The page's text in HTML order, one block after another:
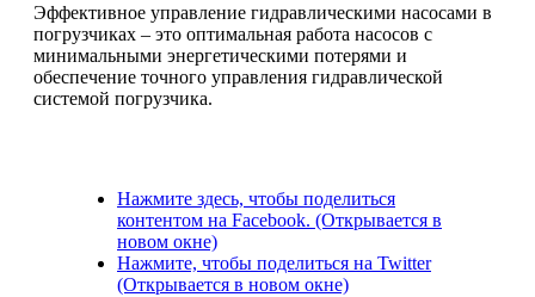
Эффективное управление гидравлическими насосами в
погрузчиках – это оптимальная работа насосов с
минимальными энергетическими потерями и
обеспечение точного управления гидравлической
системой погрузчика.
Нажмите здесь, чтобы поделиться
контентом на Facebook. (Открывается в
новом окне)
Нажмите, чтобы поделиться на Twitter
(Открывается в новом окне)